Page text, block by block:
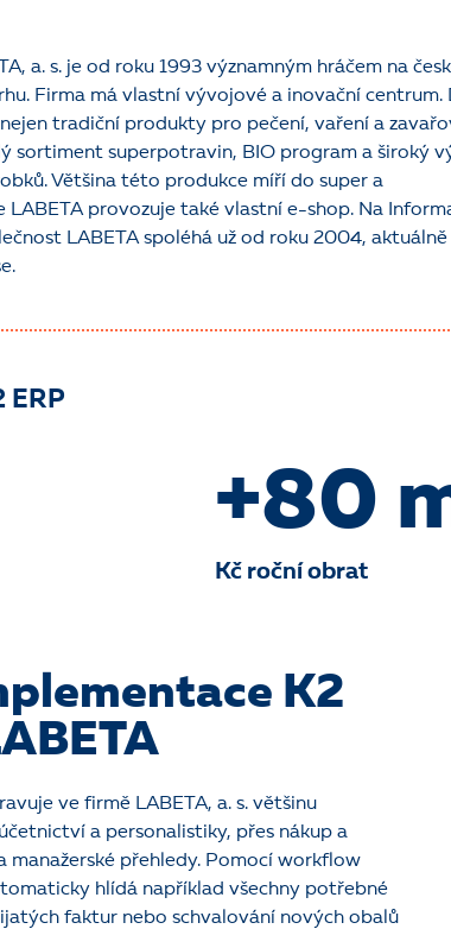
a. s. je od roku 1993 významným hráčem na
Firma má vlastní vývojové a inovační centrum.
tradiční produkty pro pečení, vaření a
sortiment superpotravin, BIO program a široký
Většina této produkce míří do super a
LABETA provozuje také vlastní e-shop. Na
LABETA spoléhá už od roku 2004, aktuálně
ERP
+80
Kč roční obrat
K2
ve firmě LABETA, a. s. většinu
a personalistiky, přes nákup a
manažerské přehledy. Pomocí workflow
hlídá například všechny potřebné
faktur nebo schvalování nových obalů